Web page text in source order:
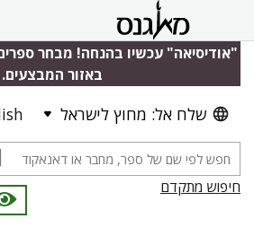
"אודיסיאה" עכשיו בהנחה! מבחר
באזור המבצעים.
שלח אל: מחוץ לישראל
חיפוש מתקדם